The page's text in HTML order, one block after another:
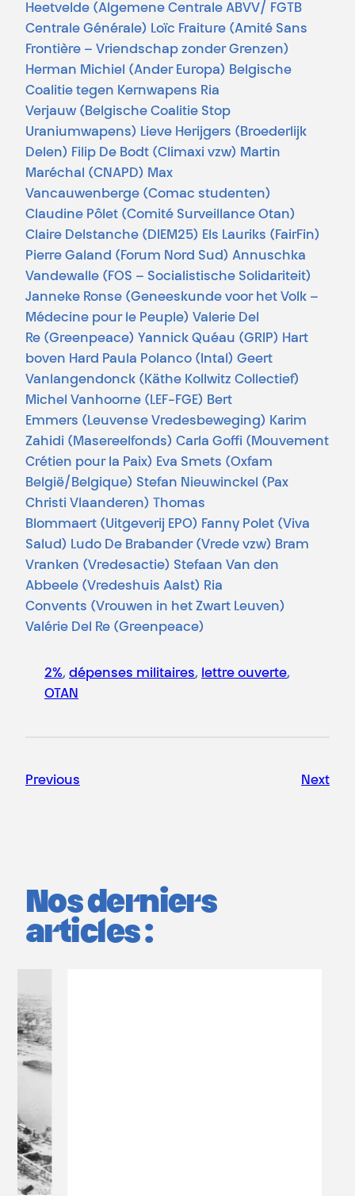
Heetvelde (Algemene Centrale ABVV/ FGTB
Centrale Générale) Loïc Fraiture (Amité Sans
Frontière – Vriendschap zonder Grenzen)
Herman Michiel (Ander Europa) Belgische
Coalitie tegen Kernwapens Ria
Verjauw (Belgische Coalitie Stop
Uraniumwapens) Lieve Herijgers (Broederlijk
Delen) Filip De Bodt (Climaxi vzw) Martin
Maréchal (CNAPD) Max
Vancauwenberge (Comac studenten)
Claudine Pôlet (Comité Surveillance Otan)
Claire Delstanche (DIEM25) Els Lauriks (FairFin)
Pierre Galand (Forum Nord Sud) Annuschka
Vandewalle (FOS – Socialistische Solidariteit)
Janneke Ronse (Geneeskunde voor het Volk –
Médecine pour le Peuple) Valerie Del
Re (Greenpeace) Yannick Quéau (GRIP) Hart
boven Hard Paula Polanco (Intal) Geert
Vanlangendonck (Käthe Kollwitz Collectief)
Michel Vanhoorne (LEF-FGE) Bert
Emmers (Leuvense Vredesbeweging) Karim
Zahidi (Masereelfonds) Carla Goffi (Mouvement
Crétien pour la Paix) Eva Smets (Oxfam
België/Belgique) Stefan Nieuwinckel (Pax
Christi Vlaanderen) Thomas
Blommaert (Uitgeverij EPO) Fanny Polet (Viva
Salud) Ludo De Brabander (Vrede vzw) Bram
Vranken (Vredesactie) Stefaan Van den
Abbeele (Vredeshuis Aalst) Ria
Convents (Vrouwen in het Zwart Leuven)
Valérie Del Re (Greenpeace)
2%, dépenses militaires, lettre ouverte
OTAN
Previous Next
Nos derniers
articles :